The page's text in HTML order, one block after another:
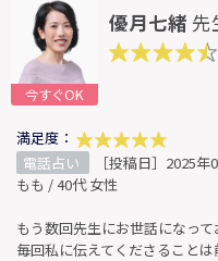
今すぐOK
優月七緒 先
満足度：
電話占い
［投稿日］2025年
もも / 40代 女性
もう数回先生にお世話になって
毎回私に伝えてくださることは